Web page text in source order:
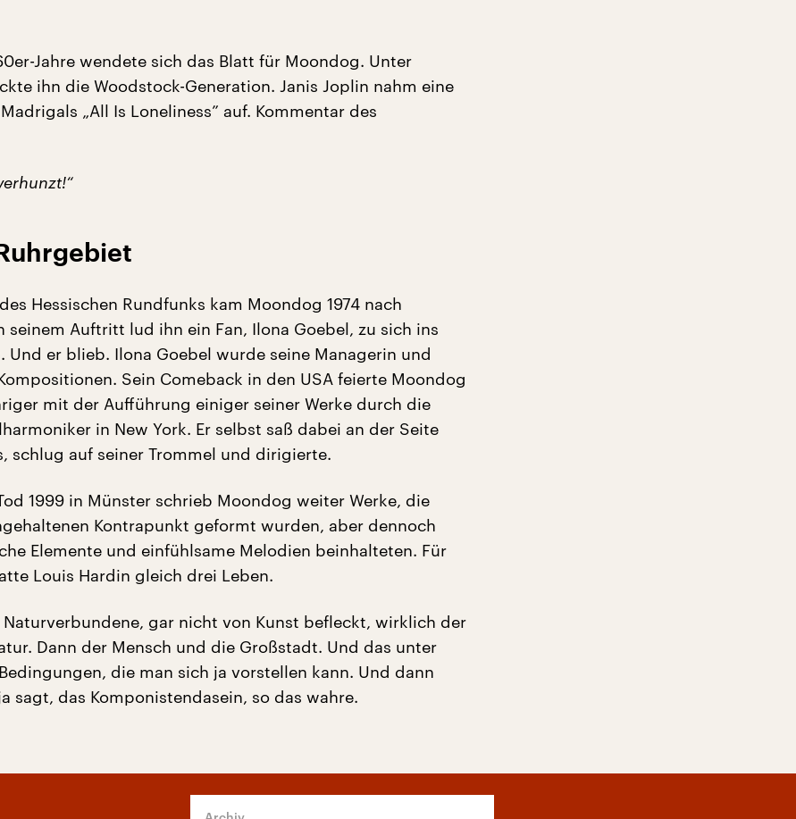
Jahre wendete sich das Blatt für Moondog. Unter
ihn die Woodstock-Generation. Janis Joplin nahm eine
„All Is Loneliness” auf. Kommentar des
Hessischen Rundfunks kam Moondog 1974 nach
seinem Auftritt lud ihn ein Fan, Ilona Goebel, zu sich ins
Und er blieb. Ilona Goebel wurde seine Managerin und
Sein Comeback in den USA feierte Moondog
mit der Aufführung einiger seiner Werke durch die
in New York. Er selbst saß dabei an der Seite
schlug auf seiner Trommel und dirigierte.
1999 in Münster schrieb Moondog weiter Werke, die
Kontrapunkt geformt wurden, aber dennoch
Elemente und einfühlsame Melodien beinhalteten. Für
Louis Hardin gleich drei Leben.
Naturverbundene, gar nicht von Kunst befleckt, wirklich der
Dann der Mensch und die Großstadt. Und das unter
die man sich ja vorstellen kann. Und dann
sagt, das Komponistendasein, so das wahre.